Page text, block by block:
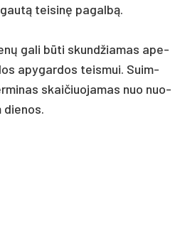
tei­sinę pa­galbą.
ga­li būti skund­žia­mas ape­
apy­gar­dos teis­mui. Suim­
skai­čiuo­ja­mas nuo nuo­
die­nos.